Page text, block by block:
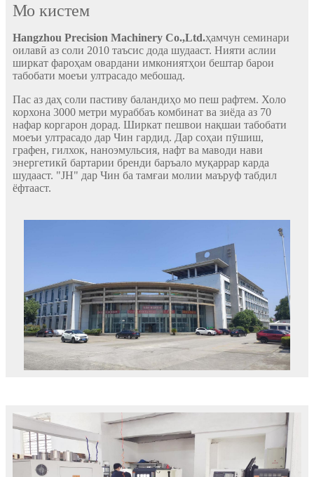
Мо кистем
Hangzhou Precision Machinery Co.,Ltd.ҳамчун семинари
оилавӣ аз соли 2010 таъсис дода шудааст. Нияти аслии
ширкат фароҳам овардани имкониятҳои бештар барои
табобати моеъи ултрасадо мебошад.
Пас аз даҳ соли пастиву баландиҳо мо пеш рафтем. Холо
корхона 3000 метри мураббаъ комбинат ва зиёда аз 70
нафар коргарон дорад. Ширкат пешвои нақшаи табобати
моеъи ултрасадо дар Чин гардид. Дар соҳаи пӯшиш,
графен, гилхок, наноэмульсия, нафт ва маводи нави
энергетикӣ бартарии бренди баръало муқаррар карда
шудааст. "JH" дар Чин ба тамғаи молии маъруф табдил
ёфтааст.